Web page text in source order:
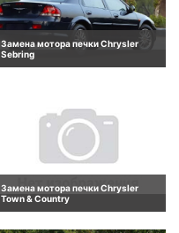
Замена мотора печки Chrysler
Sebring
Замена мотора печки Chrysler
Town & Country